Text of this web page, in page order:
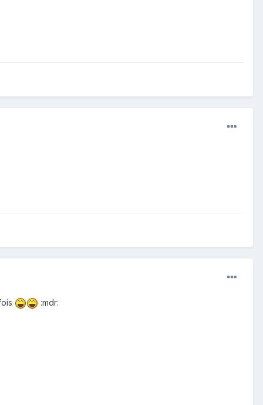
:mdr: